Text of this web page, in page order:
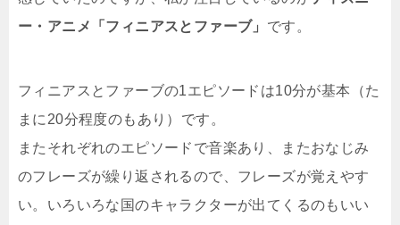
ー・アニメ「フィニアスとファーブ」 です。
フィニアスとファーブの1エピソードは10分が基本（た
まに20分程度のもあり）です。
またそれぞれのエピソードで音楽あり、またおなじみ
のフレーズが繰り返されるので、フレーズが覚えやす
い。いろいろな国のキャラクターが出てくるのもいい